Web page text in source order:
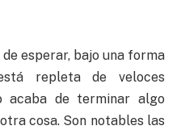
esperar, bajo una forma
repleta de veloces
acaba de terminar algo
cosa. Son notables las